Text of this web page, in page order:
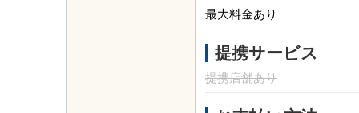
最大料金あり
提携サービス
提携店舗あり